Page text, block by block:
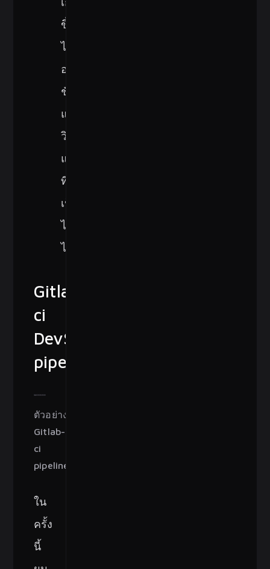
ขึ้น
ได้
อย่าง
ชัดเจน
และ
วิธี
แก้ไข
ที่
เป็น
ไป
ได้
Gitlab-
ci
DevSecOps
pipeline
ตัวอย่าง
Gitlab-
ci
pipeline
ใน
ครั้ง
นี้